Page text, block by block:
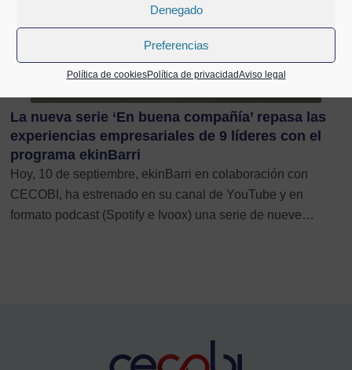
Denegado
Preferencias
Política de cookiesPolítica de privacidadAviso legal
La nueva serie ‘En buena compañía’ repasa las
experiencias empresariales de 9 líderes con el
programa ekinBarri
Hoy, 10 de septiembre, ekinBarri en colaboración con
CECOBI, ha estrenado en su canal de YouTube y en
formato podcast (Spotify e Ivoox) una serie de nueve…